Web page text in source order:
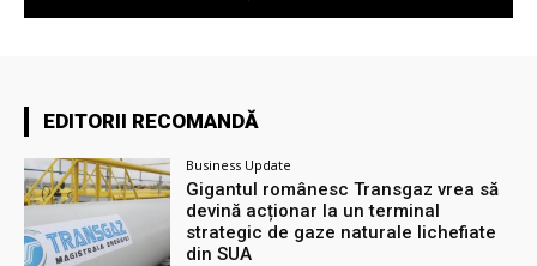
EDITORII RECOMANDĂ
Business Update
Gigantul românesc Transgaz vrea să
devină acționar la un terminal
strategic de gaze naturale lichefiate
din SUA